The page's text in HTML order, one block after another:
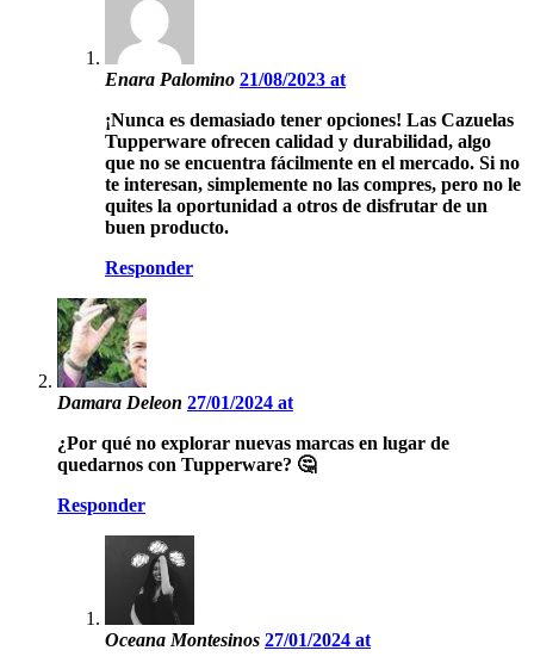
Enara Palomino 21/08/2023 at
¡Nunca es demasiado tener opciones! Las Cazuelas
Tupperware ofrecen calidad y durabilidad, algo
que no se encuentra fácilmente en el mercado. Si no
te interesan, simplemente no las compres, pero no le
quites la oportunidad a otros de disfrutar de un
buen producto.
Responder
Damara Deleon 27/01/2024 at
¿Por qué no explorar nuevas marcas en lugar de
quedarnos con Tupperware? 🤔
Responder
Oceana Montesinos 27/01/2024 at